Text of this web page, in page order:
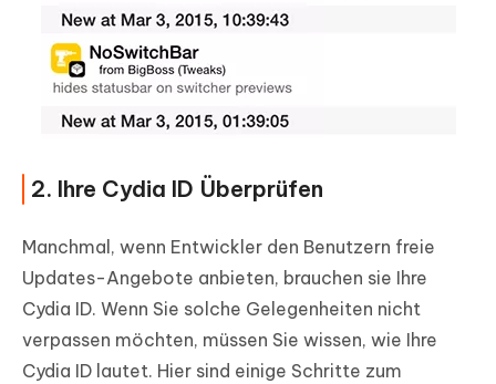
2. Ihre Cydia ID Überprüfen
Manchmal, wenn Entwickler den Benutzern freie
Updates-Angebote anbieten, brauchen sie Ihre
Cydia ID. Wenn Sie solche Gelegenheiten nicht
verpassen möchten, müssen Sie wissen, wie Ihre
Cydia ID lautet. Hier sind einige Schritte zum